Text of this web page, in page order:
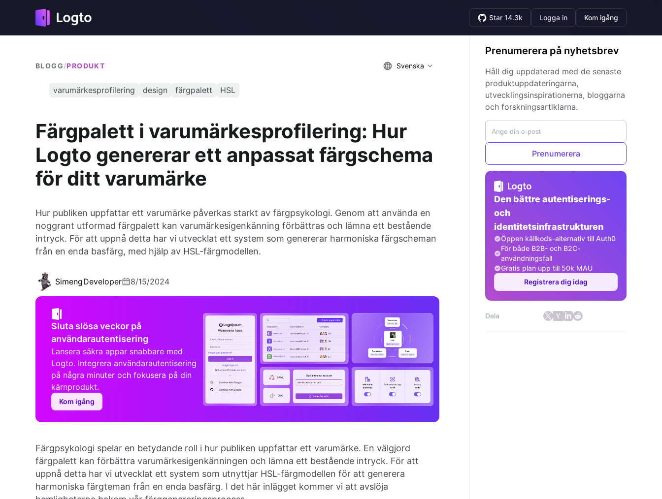
Star 14.3k Logga in Kom igång
BLOGG/PRODUKT Svenska
varumärkesprofilering design färgpalett HSL
Färgpalett i varumärkesprofilering: Hur
Logto genererar ett anpassat färgschema
för ditt varumärke
Hur publiken uppfattar ett varumärke påverkas starkt av färgpsykologi. Genom att använda en
noggrant utformad färgpalett kan varumärkesigenkänning förbättras och lämna ett bestående
intryck. För att uppnå detta har vi utvecklat ett system som genererar harmoniska färgscheman
från en enda basfärg, med hjälp av HSL-färgmodellen.
SimengDeveloper 8/15/2024
Sluta slösa veckor på
användarautentisering
Lansera säkra appar snabbare med
Logto. Integrera användarautentisering
på några minuter och fokusera på din
kärnprodukt.
Kom igång
Färgpsykologi spelar en betydande roll i hur publiken uppfattar ett varumärke. En välgjord
färgpalett kan förbättra varumärkesigenkänningen och lämna ett bestående intryck. För att
uppnå detta har vi utvecklat ett system som utnyttjar HSL-färgmodellen för att generera
harmoniska färgteman från en enda basfärg. I det här inlägget kommer vi att avslöja
Prenumerera på nyhetsbrev
Håll dig uppdaterad med de senaste
produktuppdateringarna,
utvecklingsinspirationerna, bloggarna
och forskningsartiklarna.
Prenumerera
Den bättre autentiserings-
och
identitetsinfrastrukturen
Öppen källkods-alternativ till Auth0
För både B2B- och B2C-
användningsfall
Gratis plan upp till 50k MAU
Registrera dig idag
Dela